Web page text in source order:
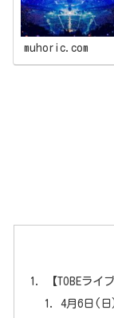
muhoric.com
【TOBEラ
4月6日(日